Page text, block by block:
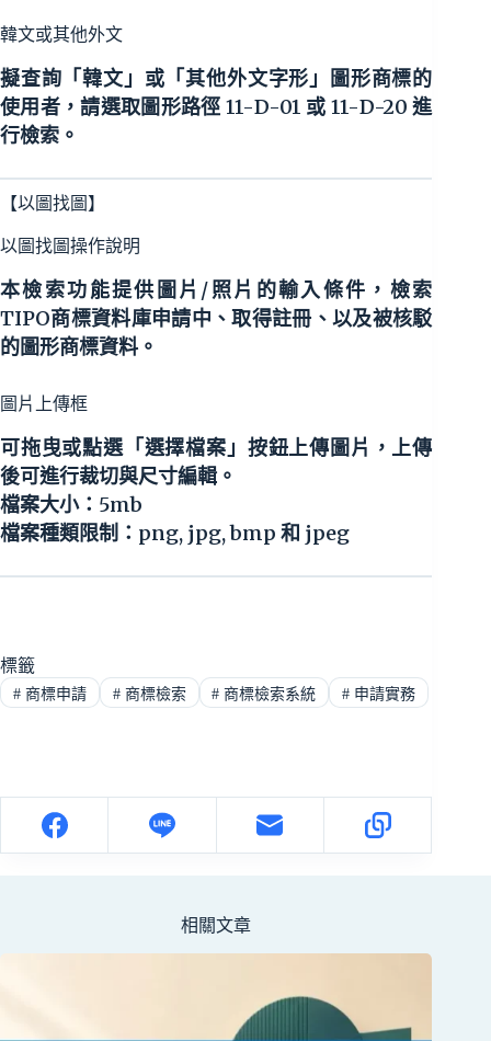
韓文或其他外文
擬查詢「韓文」或「其他外文字形」圖形商標的
使用者，請選取圖形路徑 11-D-01 或 11-D-20 進
行檢索。
【以圖找圖】
以圖找圖操作說明
本檢索功能提供圖片/照片的輸入條件，檢索
TIPO商標資料庫申請中、取得註冊、以及被核駁
的圖形商標資料。
圖片上傳框
可拖曳或點選「選擇檔案」按鈕上傳圖片，上傳
後可進行裁切與尺寸編輯。
檔案大小：5mb
檔案種類限制：png, jpg, bmp 和 jpeg
標籤
#商標申請 #商標檢索 # 商標檢索系統 # 申請實務
相關文章